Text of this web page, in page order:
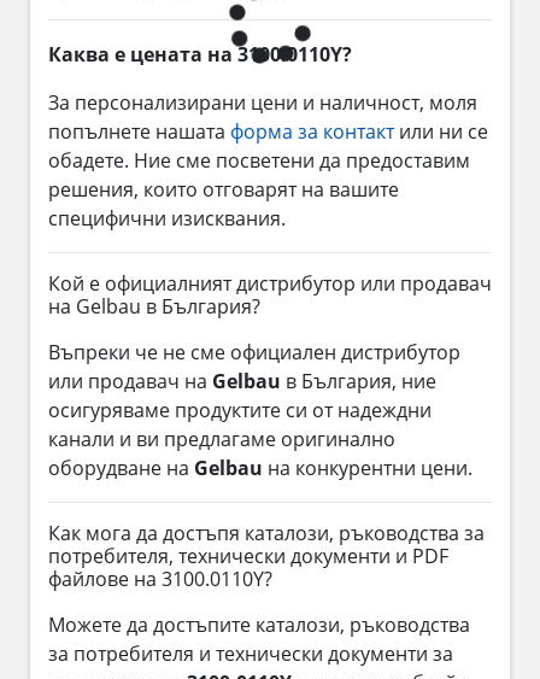
Каква е цената на 3100.0110Y?
За персонализирани цени и наличност, моля
попълнете нашата форма за контактили ни се
обадете. Ние сме посветени да предоставим
решения, които отговарят на вашите
специфични изисквания.
Кой е официалният дистрибутор или продавач
на Gelbau в България?
Въпреки че не сме официален дистрибутор
или продавач на Gelbau в България, ние
осигуряваме продуктите си от надеждни
канали и ви предлагаме оригинално
оборудване на Gelbau на конкурентни цени.
Как мога да достъпя каталози, ръководства за
потребителя, технически документи и PDF
файлове на 3100.0110Y?
Можете да достъпите каталози, ръководства
за потребителя и технически документи за